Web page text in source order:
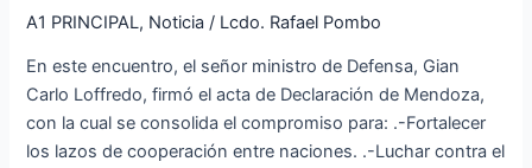
A1 PRINCIPAL, Noticia / Lcdo. Rafael Pombo
En este encuentro, el señor ministro de Defensa, Gian
Carlo Loffredo, firmó el acta de Declaración de Mendoza,
con la cual se consolida el compromiso para: .-Fortalecer
los lazos de cooperación entre naciones. .-Luchar contra el
ecuador
la
lucha
contra
el